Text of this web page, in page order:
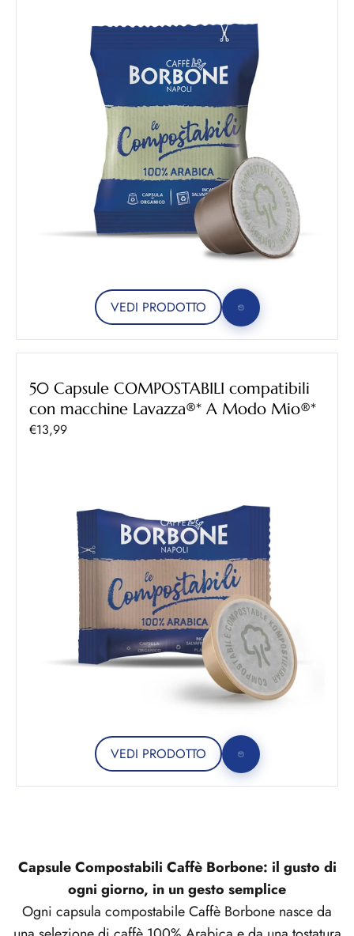
VEDI PRODOTTO
50 Capsule COMPOSTABILI compatibili
con macchine Lavazza®* A Modo Mio®*
Prezzo scontato
€13,99
VEDI PRODOTTO
Capsule Compostabili Caffè Borbone: il gusto di
ogni giorno, in un gesto semplice
Ogni capsula compostabile Caffè Borbone nasce da